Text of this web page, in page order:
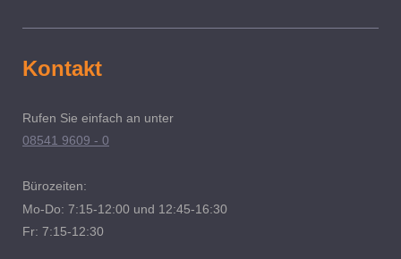
Kontakt
Rufen Sie einfach an unter
08541 9609 - 0
Bürozeiten:
Mo-Do: 7:15-12:00 und 12:45-16:30
Fr: 7:15-12:30